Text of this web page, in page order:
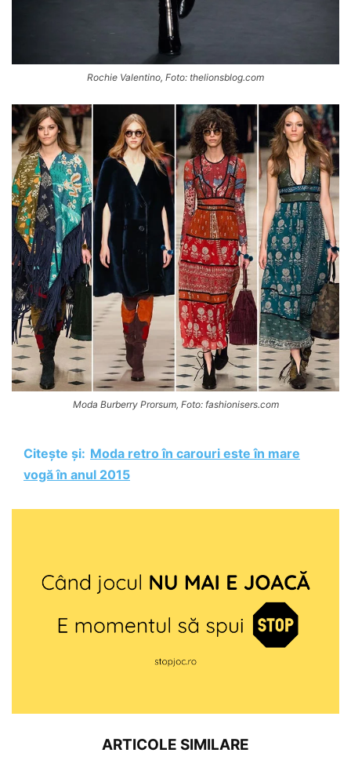
Rochie Valentino, Foto: thelionsblog.com
Moda Burberry Prorsum, Foto: fashionisers.com
Citește și: Moda retro în carouri este în mare
vogă în anul 2015
ARTICOLE SIMILARE